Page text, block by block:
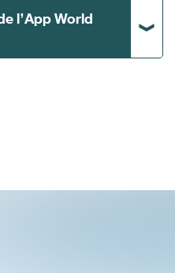
l’App World